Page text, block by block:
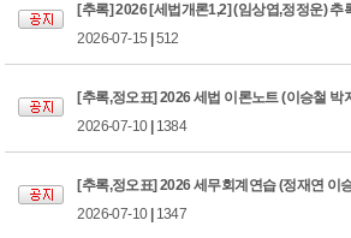
[추록] 2026 [세법개론1,2] (임상엽,정정운) 추
2026-07-15 512
2026-07-10 1384
2026-07-10 1347